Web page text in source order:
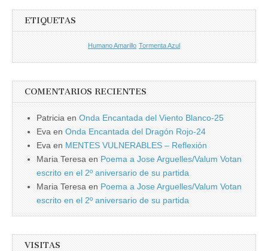
ETIQUETAS
Humano Amarillo Tormenta Azul
COMENTARIOS RECIENTES
Patricia en Onda Encantada del Viento Blanco-25
Eva en Onda Encantada del Dragón Rojo-24
Eva en MENTES VULNERABLES – Reflexión
Maria Teresa en Poema a Jose Arguelles/Valum Votan
escrito en el 2º aniversario de su partida
Maria Teresa en Poema a Jose Arguelles/Valum Votan
escrito en el 2º aniversario de su partida
VISITAS